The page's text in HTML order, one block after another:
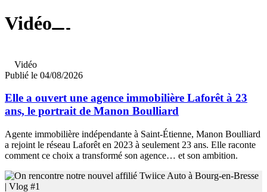
Vidéo
Vidéo
Publié le 04/08/2026
Elle a ouvert une agence immobilière Laforêt à 23
ans, le portrait de Manon Boulliard
Agente immobilière indépendante à Saint-Étienne, Manon Boulliard
a rejoint le réseau Laforêt en 2023 à seulement 23 ans. Elle raconte
comment ce choix a transformé son agence… et son ambition.